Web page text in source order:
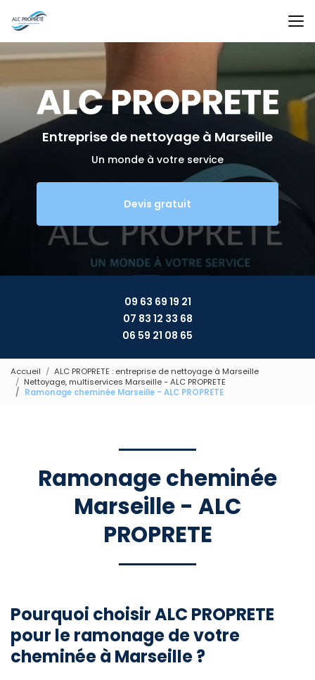
au
contenu
principal
Entreprise de nettoyage à Marseille
Un monde à votre service
Devis gratuit
09 63 69 19 21
07 83 12 33 68
06 59 21 08 65
Accueil
ALC PROPRETE : entreprise de nettoyage à Marseille
Nettoyage, multiservices Marseille - ALC PROPRETE
Ramonage cheminée Marseille - ALC PROPRETE
Ramonage cheminée
Marseille - ALC
PROPRETE
Pourquoi choisir ALC PROPRETE
pour le ramonage de votre
cheminée à Marseille ?